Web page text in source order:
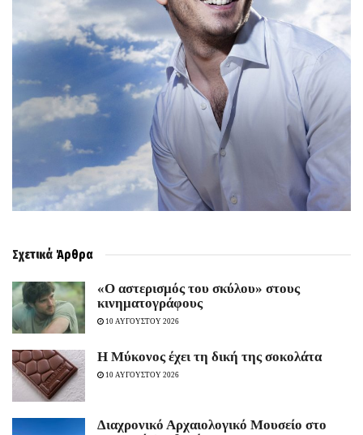
Σχετικά Άρθρα
«Ο αστερισμός του σκύλου» στους
κινηματογράφους
10 ΑΥΓΟΥΣΤΟΥ 2026
Η Μύκονος έχει τη δική της σοκολάτα
10 ΑΥΓΟΥΣΤΟΥ 2026
Διαχρονικό Αρχαιολογικό Μουσείο στο